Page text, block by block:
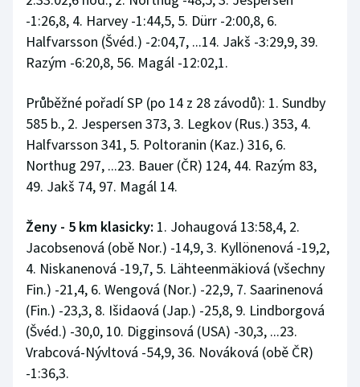
Stolní tenis
Triatlon
Vodní slalom
Volejbal
-1:26,8, 4. Harvey -1:44,5, 5. Dürr -2:00,8, 6.
Halfvarsson (Švéd.) -2:04,7, ...14. Jakš -3:29,9, 39.
Razým -6:20,8, 56. Magál -12:02,1.
Průběžné pořadí SP (po 14 z 28 závodů): 1. Sundby
585 b., 2. Jespersen 373, 3. Legkov (Rus.) 353, 4.
Halfvarsson 341, 5. Poltoranin (Kaz.) 316, 6.
Northug 297, ...23. Bauer (ČR) 124, 44. Razým 83,
49. Jakš 74, 97. Magál 14.
Ženy - 5 km klasicky: 1. Johaugová 13:58,4, 2.
Jacobsenová (obě Nor.) -14,9, 3. Kyllönenová -19,2,
4. Niskanenová -19,7, 5. Lähteenmäkiová (všechny
Fin.) -21,4, 6. Wengová (Nor.) -22,9, 7. Saarinenová
(Fin.) -23,3, 8. Išidaová (Jap.) -25,8, 9. Lindborgová
(Švéd.) -30,0, 10. Digginsová (USA) -30,3, ...23.
Vrabcová-Nývltová -54,9, 36. Nováková (obě ČR)
-1:36,3.